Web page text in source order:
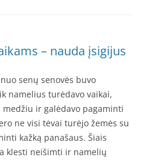
– nauda įsigijus
senų senovės buvo
namelius turėdavo vaikai,
ir galėdavo pagaminti
ne visi tėvai turėjo žemės su
kažką panašaus. Šiais
klesti neišimti ir namelių